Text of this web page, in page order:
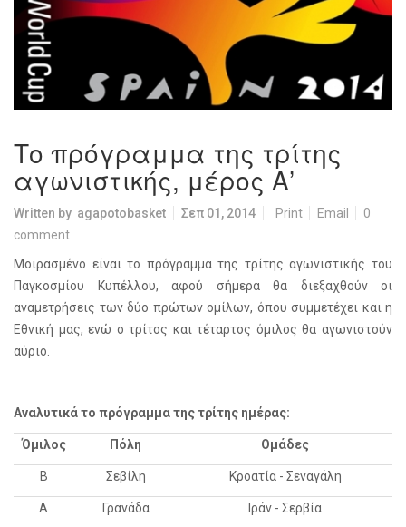
Το πρόγραμμα της τρίτης
αγωνιστικής, μέρος Α’
Written by agapotobasket Σεπ 01, 2014 Print Email
0
comment
Μοιρασμένο είναι το πρόγραμμα της τρίτης αγωνιστικής του
Παγκοσμίου Κυπέλλου, αφού σήμερα θα διεξαχθούν οι
αναμετρήσεις των δύο πρώτων ομίλων, όπου συμμετέχει και η
Εθνική μας, ενώ ο τρίτος και τέταρτος όμιλος θα αγωνιστούν
αύριο.
Αναλυτικά το πρόγραμμα της τρίτης ημέρας:
Όμιλος Πόλη Ομάδες
Β Σεβίλη Κροατία - Σεναγάλη
Α Γρανάδα Ιράν - Σερβία